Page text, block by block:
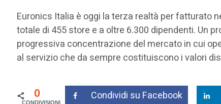
Euronics Italia è oggi la terza realtà per fatturato
totale di 455 store e a oltre 6.300 dipendenti. Un
progressiva concentrazione del mercato in cui
al servizio che da sempre costituiscono i valori
0 Condividi su Facebook